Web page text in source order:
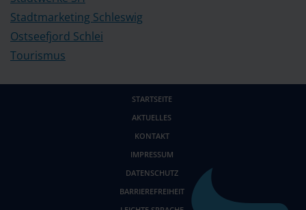
Stadtmarketing Schleswig
Ostseefjord Schlei
Tourismus
STARTSEITE
AKTUELLES
KONTAKT
IMPRESSUM
DATENSCHUTZ
BARRIEREFREIHEIT